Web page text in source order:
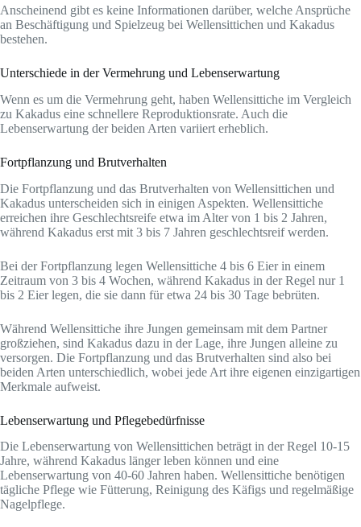
Anscheinend gibt es keine Informationen darüber, welche Ansprüche
an Beschäftigung und Spielzeug bei Wellensittichen und Kakadus
bestehen.
Unterschiede in der Vermehrung und Lebenserwartung
Wenn es um die Vermehrung geht, haben Wellensittiche im Vergleich
zu Kakadus eine schnellere Reproduktionsrate. Auch die
Lebenserwartung der beiden Arten variiert erheblich.
Fortpflanzung und Brutverhalten
Die Fortpflanzung und das Brutverhalten von Wellensittichen und
Kakadus unterscheiden sich in einigen Aspekten. Wellensittiche
erreichen ihre Geschlechtsreife etwa im Alter von 1 bis 2 Jahren,
während Kakadus erst mit 3 bis 7 Jahren geschlechtsreif werden.
Bei der Fortpflanzung legen Wellensittiche 4 bis 6 Eier in einem
Zeitraum von 3 bis 4 Wochen, während Kakadus in der Regel nur 1
bis 2 Eier legen, die sie dann für etwa 24 bis 30 Tage bebrüten.
Während Wellensittiche ihre Jungen gemeinsam mit dem Partner
großziehen, sind Kakadus dazu in der Lage, ihre Jungen alleine zu
versorgen. Die Fortpflanzung und das Brutverhalten sind also bei
beiden Arten unterschiedlich, wobei jede Art ihre eigenen einzigartigen
Merkmale aufweist.
Lebenserwartung und Pflegebedürfnisse
Die Lebenserwartung von Wellensittichen beträgt in der Regel 10-15
Jahre, während Kakadus länger leben können und eine
Lebenserwartung von 40-60 Jahren haben. Wellensittiche benötigen
tägliche Pflege wie Fütterung, Reinigung des Käfigs und regelmäßige
Nagelpflege.